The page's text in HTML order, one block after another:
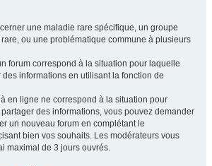
une maladie rare spécifique, un groupe
ou une problématique commune à plusieurs
forum correspond à la situation pour laquelle
informations en utilisant la fonction de
en ligne ne correspond à la situation pour
des informations, vous pouvez demander
un nouveau forum en complétant le
bien vos souhaits. Les modérateurs vous
maximal de 3 jours ouvrés.